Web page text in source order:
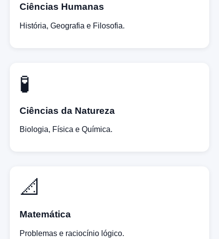
Ciências Humanas
História, Geografia e Filosofia.
🧪
Ciências da Natureza
Biologia, Física e Química.
📐
Matemática
Problemas e raciocínio lógico.